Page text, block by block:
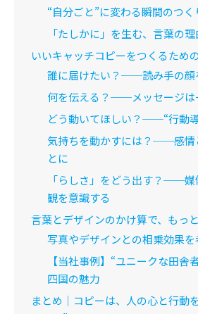
“自分ごと”に変わる瞬間のつく
「たしかに」を生む、言葉の
いいキャッチコピーをつくるため
誰に届けたい？──読み手の顔
何を伝える？──メッセージは
どう動いてほしい？──“行動
気持ちを動かすには？──感情
とに
「らしさ」をどう出す？──媒
観を意識する
言葉とデザインのかけ算で、もっ
写真やデザインとの相乗効果を
【当社事例】“ユニークな田舎
四国の魅力
まとめ｜コピーは、人の心と行動